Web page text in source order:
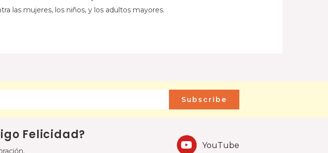
las mujeres, los niños, y los adultos mayores.
Subscribe
Felicidad?
YouTube